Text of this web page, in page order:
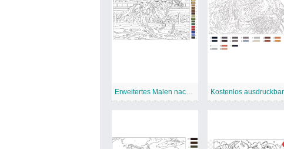
Erweitertes Malen nach Zahlen